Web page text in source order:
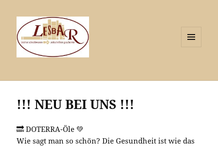
!!! NEU BEI UNS !!!
🔜 DOTERRA-Öle 💚
Wie sagt man so schön? Die Gesundheit ist wie das